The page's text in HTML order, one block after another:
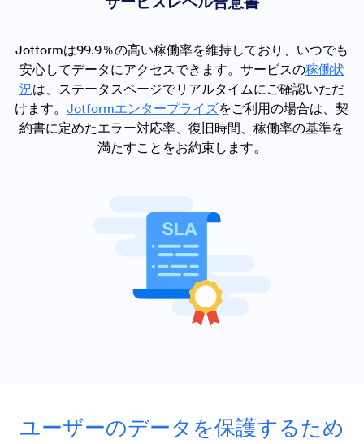
Jotformは99.9％の高い稼働率を維持しており、いつでも
安心してデータにアクセスできます。サービスの稼働状
況は、ステータスページでリアルタイムにご確認いただ
けます。Jotformエンタープライズをご利用の場合は、契
約書に定めたエラー対応率、復旧時間、稼働率の基準を
満たすことをお約束します。
ユーザーのデータを保護するため